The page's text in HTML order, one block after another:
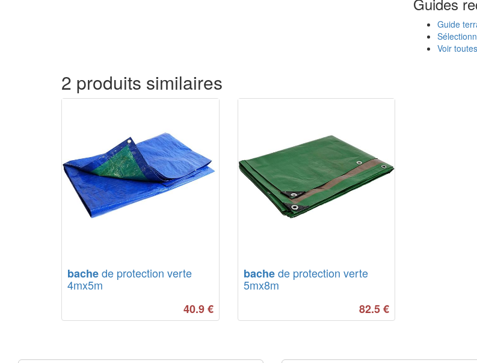
Guide
Voir
2 produits similaires
bachede protection verte
4mx5m
40.9 €
bachede protection verte
5mx8m
82.5€